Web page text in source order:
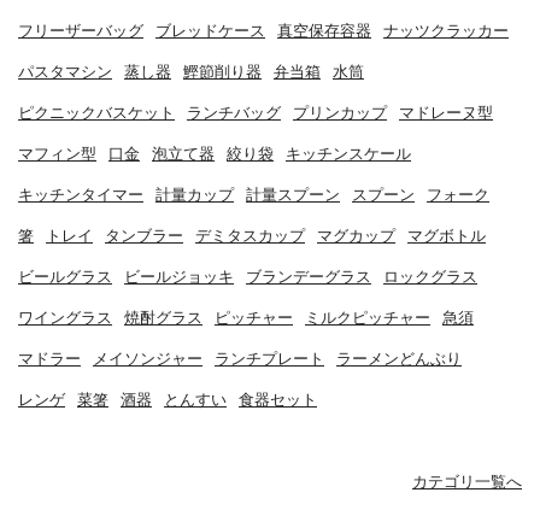
フリーザーバッグ ブレッドケース 真空保存容器 ナッツクラッカー
パスタマシン 蒸し器 鰹節削り器 弁当箱 水筒
ピクニックバスケット ランチバッグ プリンカップ マドレーヌ型
マフィン型 口金 泡立て器 絞り袋 キッチンスケール
キッチンタイマー 計量カップ 計量スプーン スプーン フォーク
箸 トレイ タンブラー デミタスカップ マグカップ マグボトル
ビールグラス ビールジョッキ ブランデーグラス ロックグラス
ワイングラス 焼酎グラス ピッチャー ミルクピッチャー 急須
マドラー メイソンジャー ランチプレート ラーメンどんぶり
レンゲ 菜箸 酒器 とんすい 食器セット
カテゴリ一覧へ